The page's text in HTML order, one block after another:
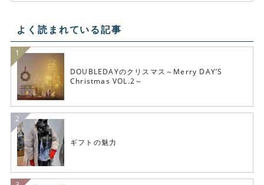
よく読まれている記事
DOUBLEDAYのクリスマス～Merry DAY’S
Christmas VOL.2～
ギフトの魅力